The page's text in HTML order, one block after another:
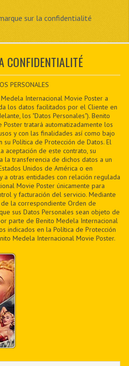
NEWS
MON COPTE
CONTACTER
PDF BOOKS
CUSTOM PDF
sur la confidentialité
CONFIDENTIALITÉ
PERSONALES
Internacional Movie Poster a
los datos facilitados por el Cliente en
los "Datos Personales"). Benito
tratará automatizadamente los
y con las finalidades así como bajo
su Política de Protección de Datos. El
aceptación de este contrato, su
la transferencia de dichos datos a un
Unidos de América o en
a otras entidades con relación regulada
Movie Poster únicamente para
y facturación del servicio. Mediante
la correspondiente Orden de
sus Datos Personales sean objeto de
parte de Benito Medela Internacional
indicados en la Política de Protección
Medela Internacional Movie Poster.